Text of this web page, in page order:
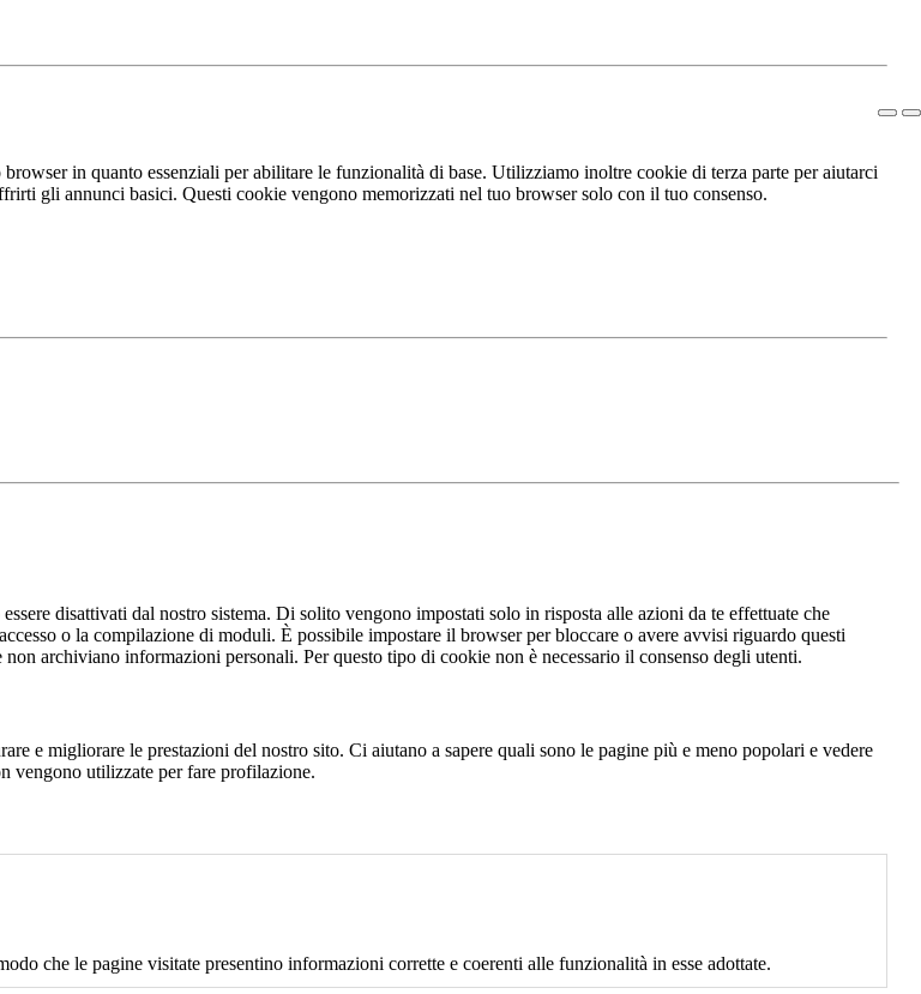
in quanto essenziali per abilitare le funzionalità di base. Utilizziamo inoltre cookie di terza parte per aiutarci
gli annunci basici. Questi cookie vengono memorizzati nel tuo browser solo con il tuo consenso.
disattivati dal nostro sistema. Di solito vengono impostati solo in risposta alle azioni da te effettuate che
o la compilazione di moduli. È possibile impostare il browser per bloccare o avere avvisi riguardo questi
archiviano informazioni personali. Per questo tipo di cookie non è necessario il consenso degli utenti.
e migliorare le prestazioni del nostro sito. Ci aiutano a sapere quali sono le pagine più e meno popolari e vedere
vengono utilizzate per fare profilazione.
che le pagine visitate presentino informazioni corrette e coerenti alle funzionalità in esse adottate.